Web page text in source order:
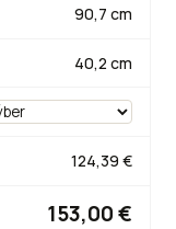
90,7 cm
40,2 cm
124,39 €
153,00 €